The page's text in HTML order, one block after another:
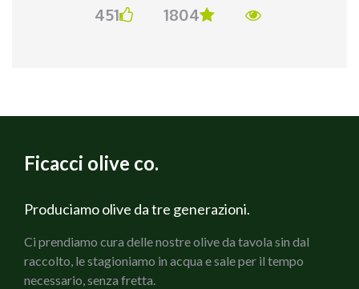
pasta, aggiungetela al sugo ed iniziate a
• 40 gr di olio
PROCEDIMENTO:
sciogliere il burro nell`olio ed aggiungere i
capperi e le olive; nel frattempo fate bollire
Quando mancano 2 minuti alla fine della cottura
della pasta, aggiungete il tonno ai capperi e alle
olive. Scolate la pasta e mantecate per bene,
aggiungendo del pecorino. Buon appetito.
451 1804
Ficacci olive co.
Produciamo olive da tre generazioni.
Ci prendiamo cura delle nostre olive da tavola sin dal
raccolto, le stagioniamo in acqua e sale per il tempo
necessario, senza fretta.